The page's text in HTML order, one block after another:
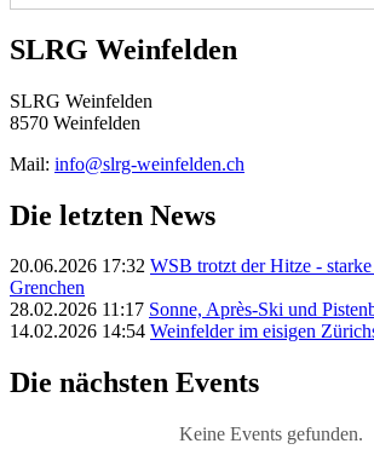
SLRG Weinfelden
SLRG Weinfelden
8570 Weinfelden
Mail: info@slrg-weinfelden.ch
Die letzten News
20.06.2026 17:32 WSB trotzt der Hitze -
Grenchen
28.02.2026 11:17 Sonne, Après-Ski und
14.02.2026 14:54 Weinfelder im eisigen
Die nächsten Events
Keine Events gefunden.